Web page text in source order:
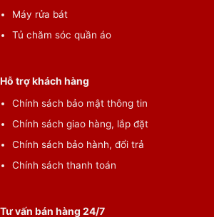
Máy rửa bát
Tủ chăm sóc quần áo
Hỗ trợ khách hàng
Chính sách bảo mật thông tin
Chính sách giao hàng, lắp đặt
Chính sách bảo hành, đổi trả
Chính sách thanh toán
Tư vấn bán hàng 24/7